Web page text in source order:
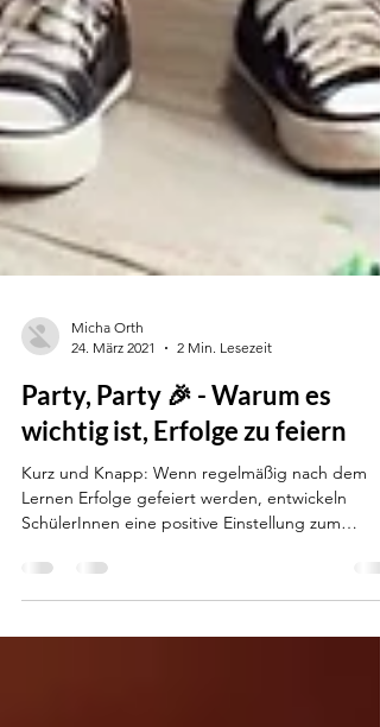
24. März 2021
2 Min. Lesezeit
Party, Party 🎉 - Warum es
wichtig ist, Erfolge zu feiern
Kurz und Knapp: Wenn regelmäßig nach dem
SchülerInnen eine positive Einstellung zum
Lernen....